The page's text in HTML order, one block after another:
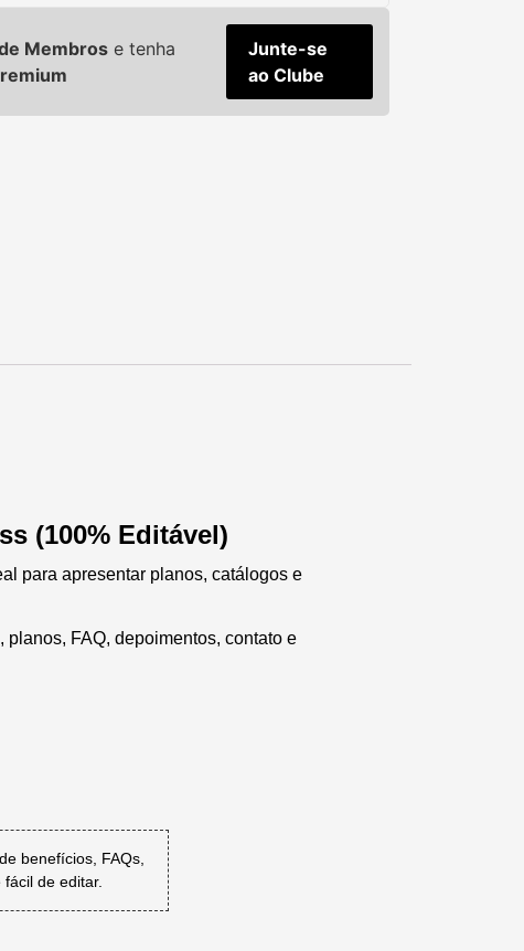
Membros e tenha
Junte-se
ao Clube
(100% Editável)
para apresentar planos, catálogos e
FAQ, depoimentos, contato e
benefícios, FAQs,
de editar.